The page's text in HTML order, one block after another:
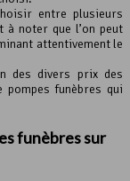
entre plusieurs
à noter que l’on peut
attentivement le
des divers prix des
funèbres qui
funèbres sur